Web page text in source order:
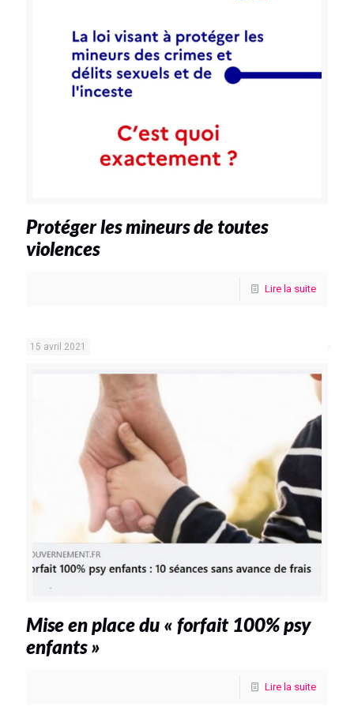
Protéger les mineurs de toutes
violences
Lire la suite
15 avril 2021
Mise en place du « forfait 100% psy
enfants »
Lire la suite